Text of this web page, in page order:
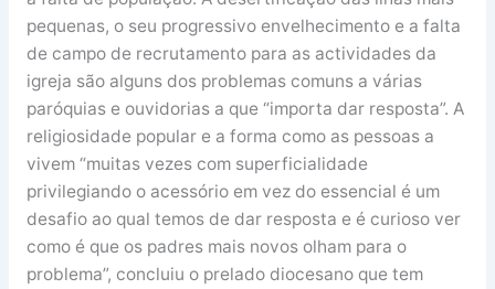
pequenas, o seu progressivo envelhecimento e a falta
de campo de recrutamento para as actividades da
igreja são alguns dos problemas comuns a várias
paróquias e ouvidorias a que “importa dar resposta”. A
religiosidade popular e a forma como as pessoas a
vivem “muitas vezes com superficialidade
privilegiando o acessório em vez do essencial é um
desafio ao qual temos de dar resposta e é curioso ver
como é que os padres mais novos olham para o
problema”, concluiu o prelado diocesano que tem